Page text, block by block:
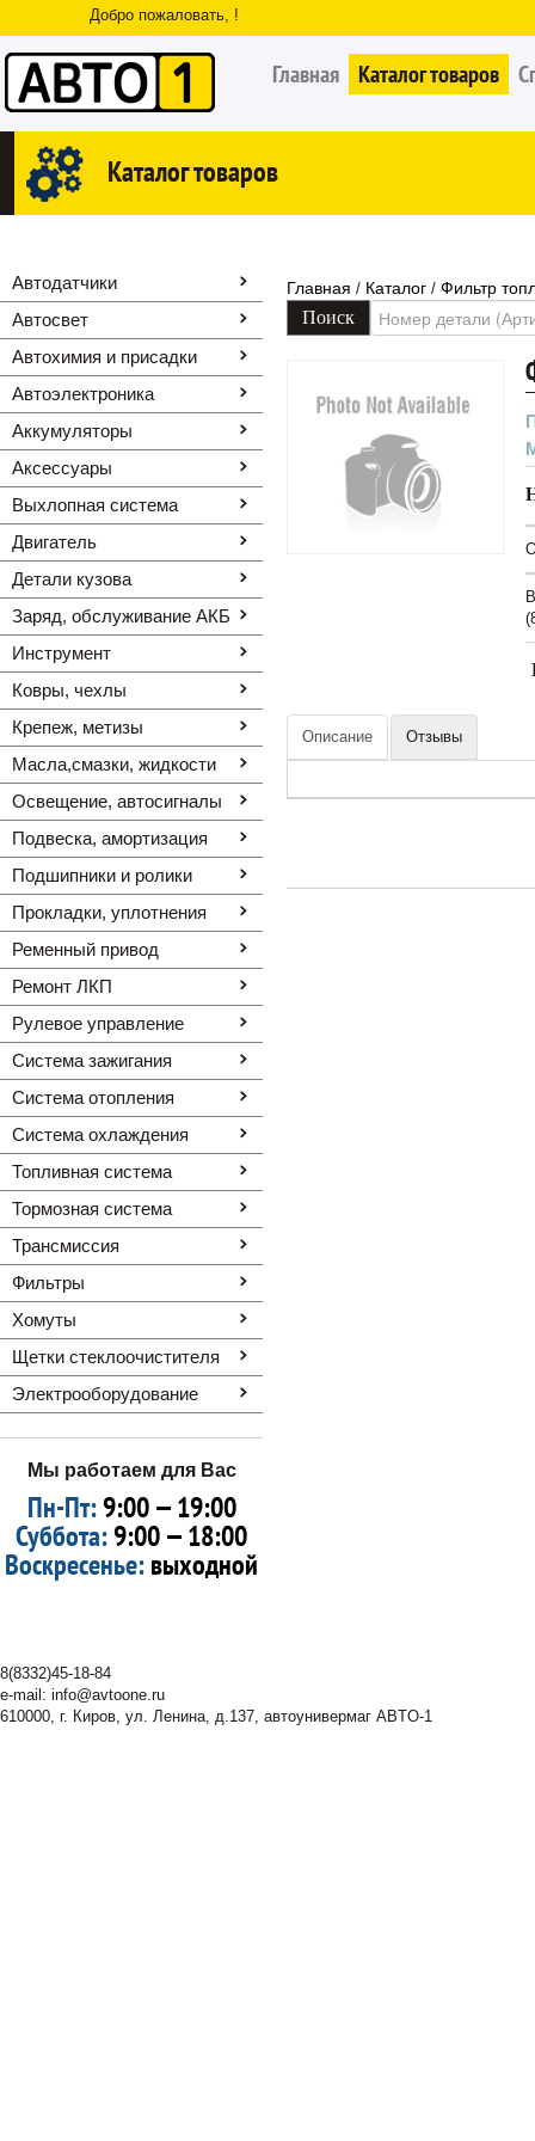
Добро пожаловать, !
Главная Каталог товаров
Каталог товаров
Автодатчики
Автосвет
Автохимия и присадки
Автоэлектроника
Аккумуляторы
Аксессуары
Выхлопная система
Двигатель
Детали кузова
Заряд, обслуживание АКБ
Инструмент
Ковры, чехлы
Крепеж, метизы
Масла,смазки, жидкости
Освещение, автоcигналы
Подвеска, амортизация
Подшипники и ролики
Прокладки, уплотнения
Ременный привод
Ремонт ЛКП
Рулевое управление
Система зажигания
Система отопления
Система охлаждения
Топливная система
Тормозная система
Трансмиссия
Фильтры
Хомуты
Щетки стеклоочистителя
Электрооборудование
Мы работаем для Вас
Пн-Пт:9:00 — 19:00
Суббота:9:00 — 18:00
Воскресенье:выходной
Главная / Каталог / Фильтр
Описание Отзывы
8(8332)45-18-84
e-mail: info@avtoone.ru
610000, г. Киров, ул. Ленина, д.137, автоунивермаг ABTO-1